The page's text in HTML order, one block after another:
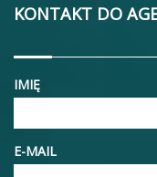
KONTAKT DO
IMIĘ
E-MAIL